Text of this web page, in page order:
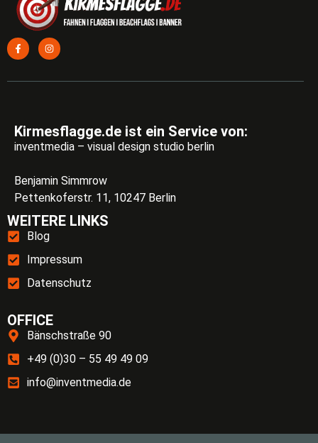
Kirmesflagge.de ist ein Service von:
inventmedia – visual design studio berlin
Benjamin Simmrow
Pettenkoferstr. 11, 10247 Berlin
WEITERE LINKS
Blog
Impressum
Datenschutz
OFFICE
Bänschstraße 90
+49 (0)30 – 55 49 49 09
info@inventmedia.de